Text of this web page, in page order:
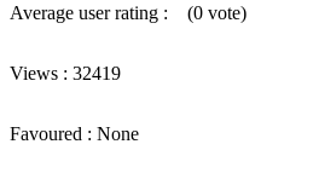
Average user rating : (0 vote)
Views : 32419
Favoured : None